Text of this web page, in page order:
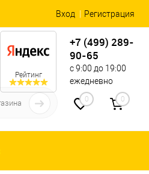
Вход Регистрация
Рейтинг
+7 (499) 289-
90-65
с 9:00 до 19:00
ежедневно
0 0